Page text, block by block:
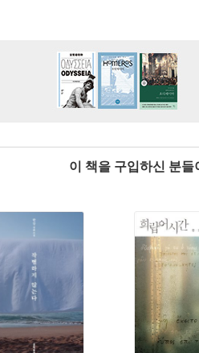
이 책을 구입하신 분